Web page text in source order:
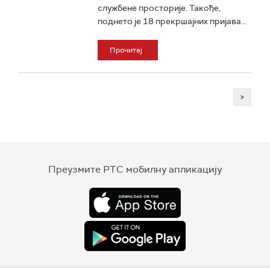
службене просторије. Такође,
поднето је 18 прекршајних пријава...
Прочитај
>
Преузмите РТС мобилну апликацију